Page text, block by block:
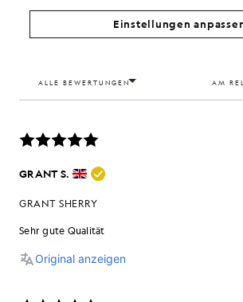
Einstellungen